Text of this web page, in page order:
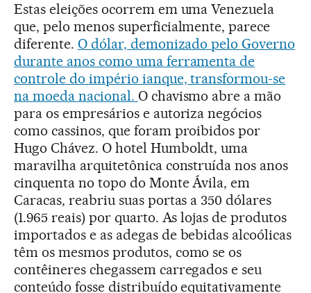
Estas eleições ocorrem em uma Venezuela
que, pelo menos superficialmente, parece
diferente. O dólar, demonizado pelo Governo
durante anos como uma ferramenta de
controle do império ianque, transformou-se
na moeda nacional. O chavismo abre a mão
para os empresários e autoriza negócios
como cassinos, que foram proibidos por
Hugo Chávez. O hotel Humboldt, uma
maravilha arquitetônica construída nos anos
cinquenta no topo do Monte Ávila, em
Caracas, reabriu suas portas a 350 dólares
(1.965 reais) por quarto. As lojas de produtos
importados e as adegas de bebidas alcoólicas
têm os mesmos produtos, como se os
contêineres chegassem carregados e seu
conteúdo fosse distribuído equitativamente